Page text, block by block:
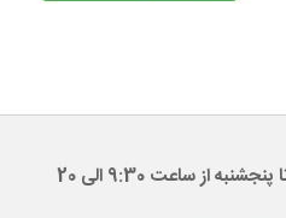
از ساعت 9:30 الی 20